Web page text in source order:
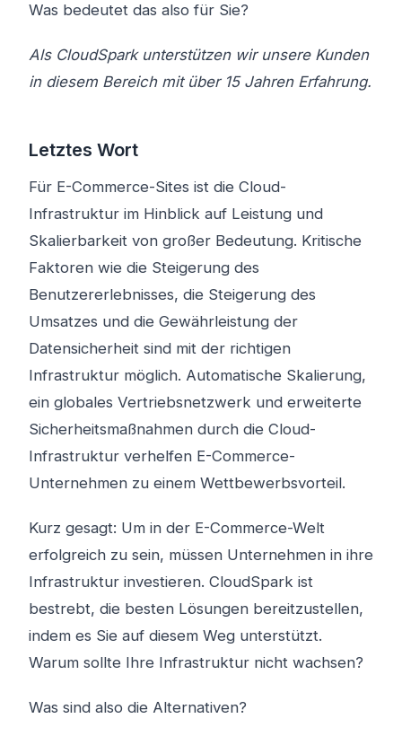
Was bedeutet das also für Sie?
Als CloudSpark unterstützen wir unsere Kunden
in diesem Bereich mit über 15 Jahren Erfahrung.
Letztes Wort
Für E-Commerce-Sites ist die Cloud-
Infrastruktur im Hinblick auf Leistung und
Skalierbarkeit von großer Bedeutung. Kritische
Faktoren wie die Steigerung des
Benutzererlebnisses, die Steigerung des
Umsatzes und die Gewährleistung der
Datensicherheit sind mit der richtigen
Infrastruktur möglich. Automatische Skalierung,
ein globales Vertriebsnetzwerk und erweiterte
Sicherheitsmaßnahmen durch die Cloud-
Infrastruktur verhelfen E-Commerce-
Unternehmen zu einem Wettbewerbsvorteil.
Kurz gesagt: Um in der E-Commerce-Welt
erfolgreich zu sein, müssen Unternehmen in ihre
Infrastruktur investieren. CloudSpark ist
bestrebt, die besten Lösungen bereitzustellen,
indem es Sie auf diesem Weg unterstützt.
Warum sollte Ihre Infrastruktur nicht wachsen?
Was sind also die Alternativen?